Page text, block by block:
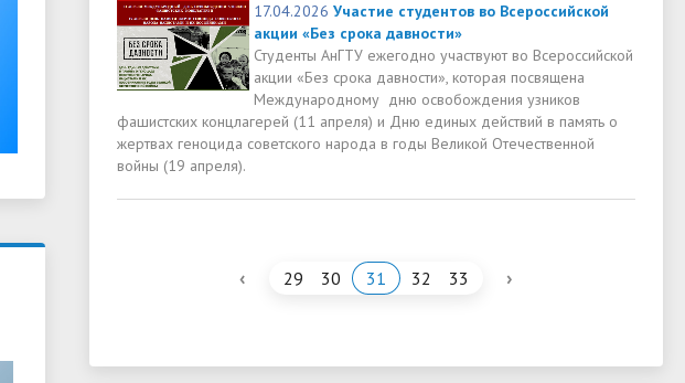
17.04.2026 Участие студентов во Всероссийской
акции «Без срока давности»
Студенты АнГТУ ежегодно участвуют во Всероссийской
акции «Без срока давности», которая посвящена
Международному дню освобождения узников
фашистских концлагерей (11 апреля) и Дню единых действий в память о
жертвах геноцида советского народа в годы Великой Отечественной
войны (19 апреля).
‹ 29 30 31 32 33 ›